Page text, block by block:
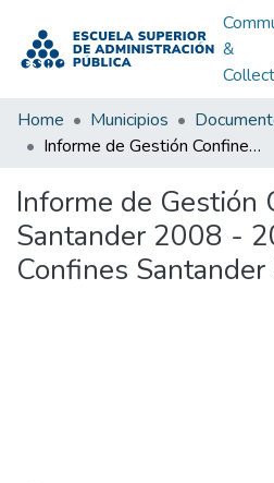
&
Home Municipios
Informe de Gestión Confines Santander 2008 - 2011: IG Confines Santander 2008 - 2011
Informe de Gestión
Santander 2008 -
Confines